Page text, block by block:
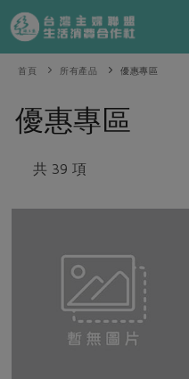
產品分類
當季蔬果
一籃菜
芽苗類
奶蛋豆・五穀
食譜料理
防災用品預購圓滿結束
2026年端午節預購圓滿結束
更多預購活動
社內大小事
產品故事
認識合作社
重要公告
首頁 所有產品 優惠專區
優惠專區
共 39 項